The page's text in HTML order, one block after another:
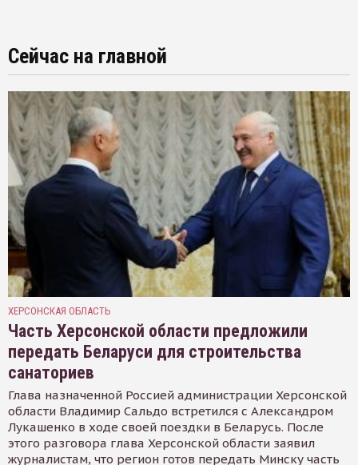
Сейчас на главной
ХЕРСОНСКАЯ ОБЛАСТЬ
Часть Херсонской области предложили
передать Беларуси для строительства
санаториев
Глава назначенной Россией администрации Херсонской
области Владимир Сальдо встретился с Александром
Лукашенко в ходе своей поездки в Беларусь. После
этого разговора глава Херсонской области заявил
журналистам, что регион готов передать Минску часть